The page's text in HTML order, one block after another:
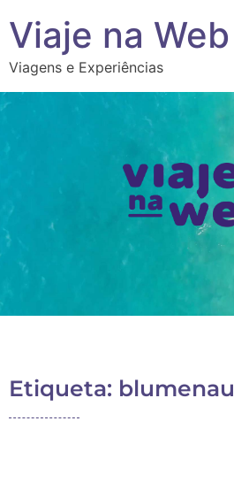
Viaje na Web
Viagens e Experiências
Etiqueta: blumenau